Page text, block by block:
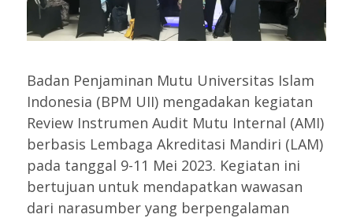
Badan Penjaminan Mutu Universitas Islam
Indonesia (BPM UII) mengadakan kegiatan
Review Instrumen Audit Mutu Internal (AMI)
berbasis Lembaga Akreditasi Mandiri (LAM)
pada tanggal 9-11 Mei 2023. Kegiatan ini
bertujuan untuk mendapatkan wawasan
dari narasumber yang berpengalaman